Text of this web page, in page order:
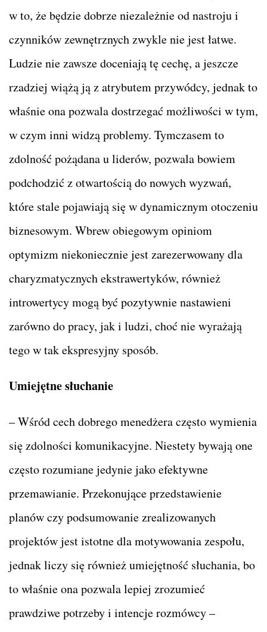
w to, że będzie dobrze niezależnie od nastroju i
czynników zewnętrznych zwykle nie jest łatwe.
Ludzie nie zawsze doceniają tę cechę, a jeszcze
rzadziej wiążą ją z atrybutem przywódcy, jednak to
właśnie ona pozwala dostrzegać możliwości w tym,
w czym inni widzą problemy. Tymczasem to
zdolność pożądana u liderów, pozwala bowiem
podchodzić z otwartością do nowych wyzwań,
które stale pojawiają się w dynamicznym otoczeniu
biznesowym. Wbrew obiegowym opiniom
optymizm niekoniecznie jest zarezerwowany dla
charyzmatycznych ekstrawertyków, również
introwertycy mogą być pozytywnie nastawieni
zarówno do pracy, jak i ludzi, choć nie wyrażają
tego w tak ekspresyjny sposób.
Umiejętne słuchanie
– Wśród cech dobrego menedżera często wymienia
się zdolności komunikacyjne. Niestety bywają one
często rozumiane jedynie jako efektywne
przemawianie. Przekonujące przedstawienie
planów czy podsumowanie zrealizowanych
projektów jest istotne dla motywowania zespołu,
jednak liczy się również umiejętność słuchania, bo
to właśnie ona pozwala lepiej zrozumieć
prawdziwe potrzeby i intencje rozmówcy –